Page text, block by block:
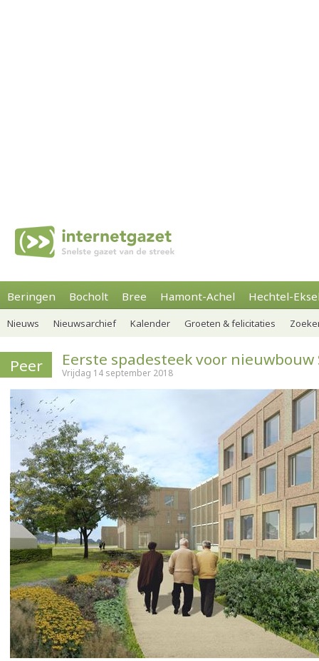
Beringen Bocholt Bree Hamont-Achel Hechtel-
Nieuws Nieuwsarchief Kalender Groeten & felicitaties
Peer Eerste spadesteek voor
Vrijdag 14 september 2018